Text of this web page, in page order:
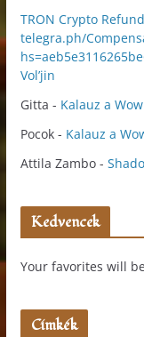
TRON Crypto
telegra.ph/
Vol’jin
Gitta - Kalauz a
Pocok- Kalauz a
Attila Zambo-
Kedvencek
Your favorites will
Címkék